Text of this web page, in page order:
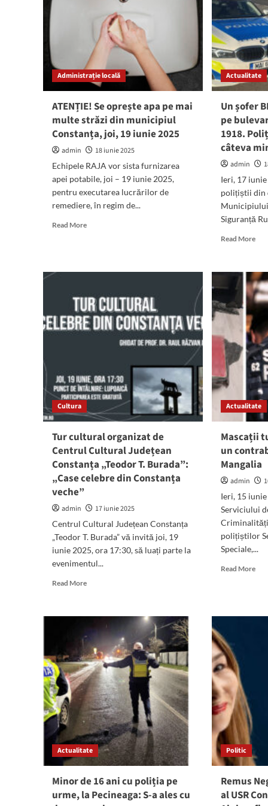
puternic
Administrație locală
ATENȚIE! Se oprește apa pe mai
multe străzi din municipiul
Constanța, joi, 19 iunie 2025
admin
18 iunie 2025
Echipele RAJA vor sista furnizarea
apei potabile, joi – 19 iunie 2025,
pentru executarea lucrărilor de
remediere, în regim de...
Read MoreRead
pe
mai
multe
joi,
19
2025
Actualitate
Un șofer
pe
1918.
câteva
admin
Ieri, 17
polițiștii din
Siguranță
Read MoreRead
Un
a
pe
1
l-
au
în
Cultura
Tur cultural organizat de
Centrul Cultural Județean
Constanța „Teodor T. Burada”:
„Case celebre din Constanța
veche”
admin
17 iunie 2025
Centrul Cultural Județean Constanța
„Teodor T. Burada” vă invită joi, 19
iunie 2025, ora 17:30, să luați parte la
evenimentul...
Read MoreRead
Tur
cultural
organizat
de
Centrul
Cultural
Județean
Constanța
„Teodor
T.
Burada”:
„Case
celebre
Constanța
veche”
Actualitate
Mascații
un
Mangalia
admin
Ieri, 15
Serviciului
polițiștilor
Speciale,...
Read MoreRead
Actualitate
Minor de 16 ani cu poliția pe
urme, la Pecineaga: S-a ales cu
Politic
Remus
al USR